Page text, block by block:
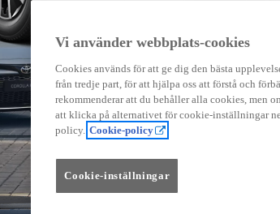
Vi använder webbplats-cookies
Cookies används för att ge dig den bästa
från tredje part, för att hjälpa oss att förstå och
rekommenderar att du behåller alla cookies, men
att klicka på alternativet för cookie-inställningar
policy. Cookie-policy
Cookie-inställningar